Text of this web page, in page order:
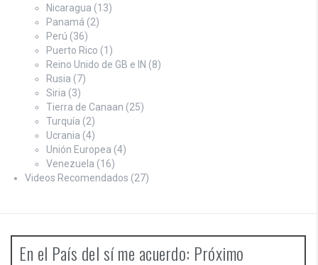
Nicaragua (13)
Panamá (2)
Perú (36)
Puerto Rico (1)
Reino Unido de GB e IN (8)
Rusia (7)
Siria (3)
Tierra de Canaan (25)
Turquía (2)
Ucrania (4)
Unión Europea (4)
Venezuela (16)
Videos Recomendados (27)
En el País del sí me acuerdo: Próximo